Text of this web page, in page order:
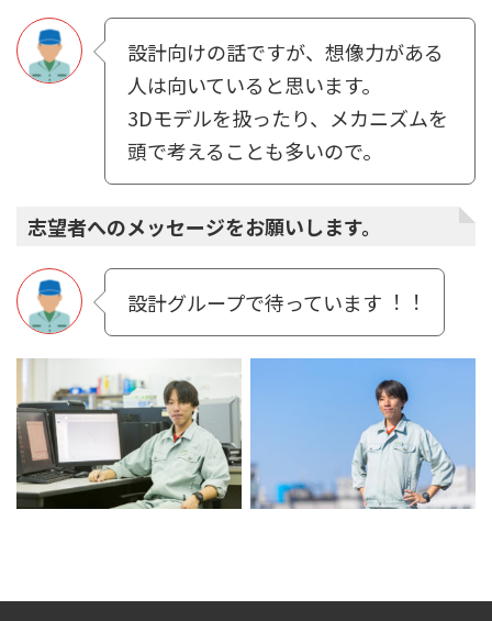
設計向けの話ですが、想像⼒がある
⼈は向いていると思います。
3Dモデルを扱ったり、メカニズムを
頭で考えることも多いので。
志望者へのメッセージをお願いします。
設計グループで待っています︕︕